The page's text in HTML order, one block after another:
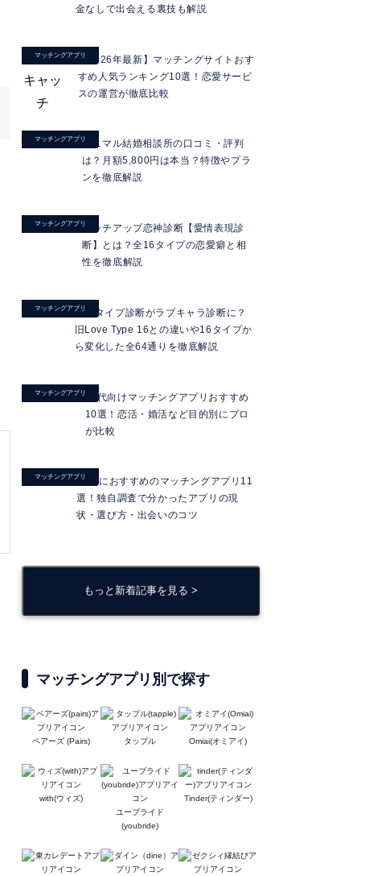
金なしで出会える裏技も解説
マッチングアプリ【2026年最新】マッチングサイトおす
すめ人気ランキング10選！恋愛サービ
スの運営が徹底比較
マッチングアプリミニマル結婚相談所の口コミ・評判
は？月額5,800円は本当？特徴やプラ
ンを徹底解説
マッチングアプリマッチアップ恋神診断【愛情表現診
断】とは？全16タイプの恋愛癖と相
性を徹底解説
マッチングアプリラブタイプ診断がラブキャラ診断に？
旧Love Type 16との違いや16タイプか
ら変化した全64通りを徹底解説
マッチングアプリ
20代向けマッチングアプリおすすめ
10選！恋活・婚活など目的別にプロ
が比較
マッチングアプリ40代におすすめのマッチングアプリ11
選！独自調査で分かったアプリの現
状・選び方・出会いのコツ
もっと新着記事を見る >
マッチングアプリ別で探す
ペアーズ (Pairs) タップル Omiai(オミアイ)
with(ウィズ)
ユーブライド
(youbride)
Tinder(ティンダー)